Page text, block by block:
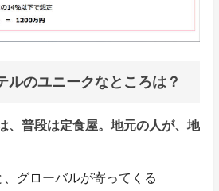
ルのユニークなところは？
、普段は定食屋。地元の人が、地
グローバルが寄ってくる